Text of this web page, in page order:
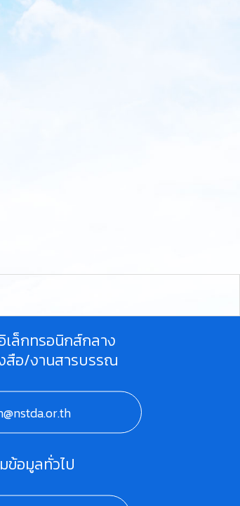
ล็กทรอนิกส์กลาง
สือ/งานสารบรรณ
ข้อมูลทั่วไป